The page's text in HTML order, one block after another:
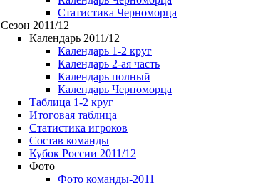
Статистика Черноморца
Сезон 2011/12
Календарь 2011/12
Календарь 1-2 круг
Календарь 2-ая часть
Календарь полный
Календарь Черноморца
Таблица 1-2 круг
Итоговая таблица
Статистика игроков
Состав команды
Кубок России 2011/12
Фото
Фото команды-2011